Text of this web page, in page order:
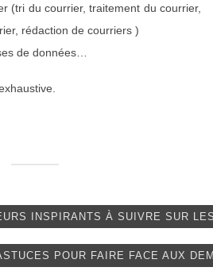
(tri du courrier, traitement du courrier,
rédaction de courriers )
de données…
INSPIRANTS À SUIVRE SUR
POUR FAIRE FACE AUX